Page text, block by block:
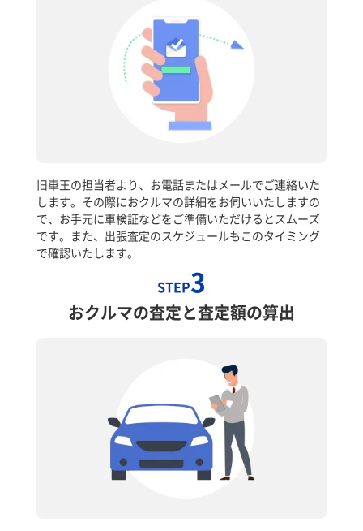
旧車王の担当者より、お電話またはメールでご連絡いた
します。その際におクルマの詳細をお伺いいたしますの
で、お手元に車検証などをご準備いただけるとスムーズ
です。また、出張査定のスケジュールもこのタイミング
で確認いたします。
STEP3
おクルマの査定と査定額の算出